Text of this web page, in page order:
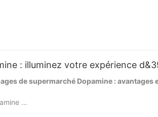
: illuminez votre expérience
de supermarché Dopamine : avantages